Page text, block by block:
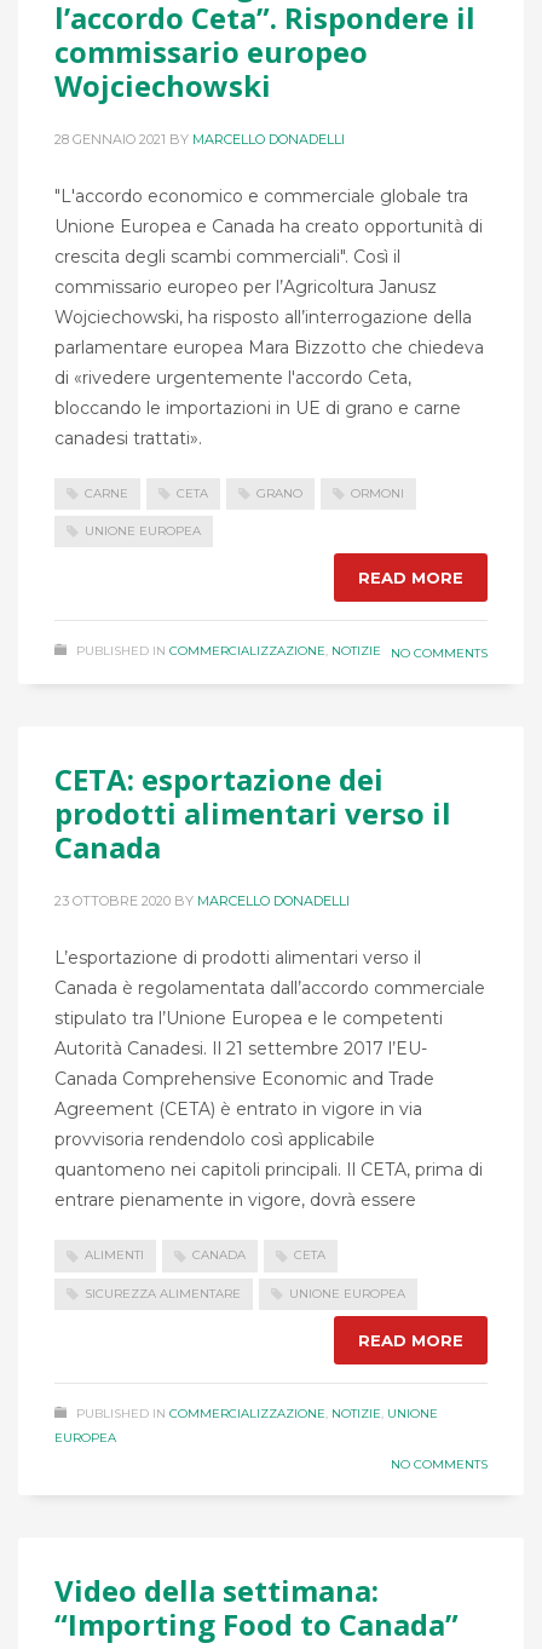
l’accordo Ceta”. Rispondere il
commissario europeo
Wojciechowski
28 GENNAIO 2021 BY MARCELLO DONADELLI
"L'accordo economico e commerciale globale tra
Unione Europea e Canada ha creato opportunità di
crescita degli scambi commerciali". Così il
commissario europeo per l’Agricoltura Janusz
Wojciechowski, ha risposto all’interrogazione della
parlamentare europea Mara Bizzotto che chiedeva
di «rivedere urgentemente l'accordo Ceta,
bloccando le importazioni in UE di grano e carne
canadesi trattati».
CARNE CETA GRANO ORMONI
UNIONE EUROPEA
READ MORE
PUBLISHED IN COMMERCIALIZZAZIONE, NOTIZIE NO COMMENTS
CETA: esportazione dei
prodotti alimentari verso il
Canada
23 OTTOBRE 2020 BY MARCELLO DONADELLI
L’esportazione di prodotti alimentari verso il
Canada è regolamentata dall’accordo commerciale
stipulato tra l’Unione Europea e le competenti
Autorità Canadesi. Il 21 settembre 2017 l’EU-
Canada Comprehensive Economic and Trade
Agreement (CETA) è entrato in vigore in via
provvisoria rendendolo così applicabile
quantomeno nei capitoli principali. Il CETA, prima di
entrare pienamente in vigore, dovrà essere
ALIMENTI CANADA CETA
SICUREZZA ALIMENTARE UNIONE EUROPEA
READ MORE
PUBLISHED IN COMMERCIALIZZAZIONE, NOTIZIE, UNIONE
EUROPEA
NO COMMENTS
Video della settimana:
“Importing Food to Canada”